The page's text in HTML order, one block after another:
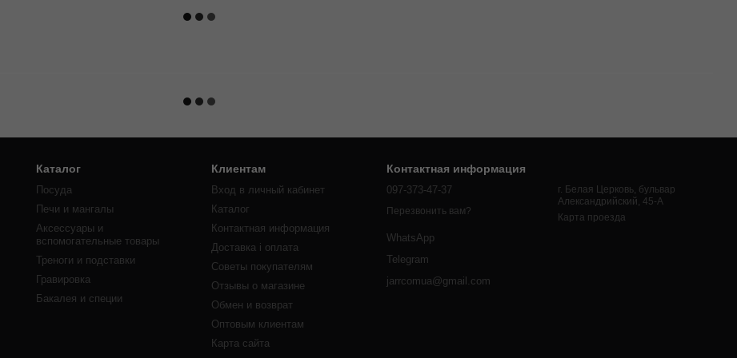
Каталог
Посуда
Печи и мангалы
Аксессуары и
вспомогательные товары
Треноги и подставки
Гравировка
Бакалея и специи
Клиентам
Вход в личный кабинет
Каталог
Контактная информация
Доставка і оплата
Советы покупателям
Отзывы о магазине
Обмен и возврат
Оптовым клиентам
Карта сайта
Контактная информация
097-373-47-37
Перезвонить вам?
WhatsApp
Telegram
jarrcomua@gmail.com
г. Белая Церковь, бульвар
Александрийский, 45-А
Карта проезда